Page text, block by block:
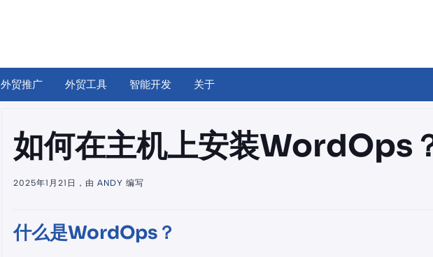
外贸推广 外贸工具 智能开发 关于
如何在主机上安装WordOps
2025年1月21日，由 ANDY 编写
什么是WordOps？